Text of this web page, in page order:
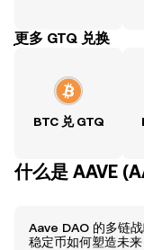
ִִִִִִִִִִִִִִִִִִִִִִִִִִִִִִִִִִִִִִִִִִִִִִִִ更多 GTQ 兑换
BTC 兑 GTQ
什么是 AAVE
Aave DAO 的多链
稳定币如何塑造未来